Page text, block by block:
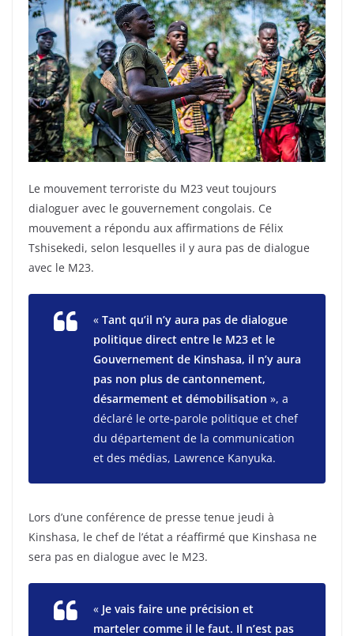
Le mouvement terroriste du M23 veut toujours
dialoguer avec le gouvernement congolais. Ce
mouvement a répondu aux affirmations de Félix
Tshisekedi, selon lesquelles il y aura pas de dialogue
avec le M23.
« Tant qu’il n’y aura pas de dialogue
politique direct entre le M23 et le
Gouvernement de Kinshasa, il n’y aura
pas non plus de cantonnement,
désarmement et démobilisation », a
déclaré le orte-parole politique et chef
du département de la communication
et des médias, Lawrence Kanyuka.
Lors d’une conférence de presse tenue jeudi à
Kinshasa, le chef de l’état a réaffirmé que Kinshasa ne
sera pas en dialogue avec le M23.
« Je vais faire une précision et
marteler comme il le faut. Il n’est pas